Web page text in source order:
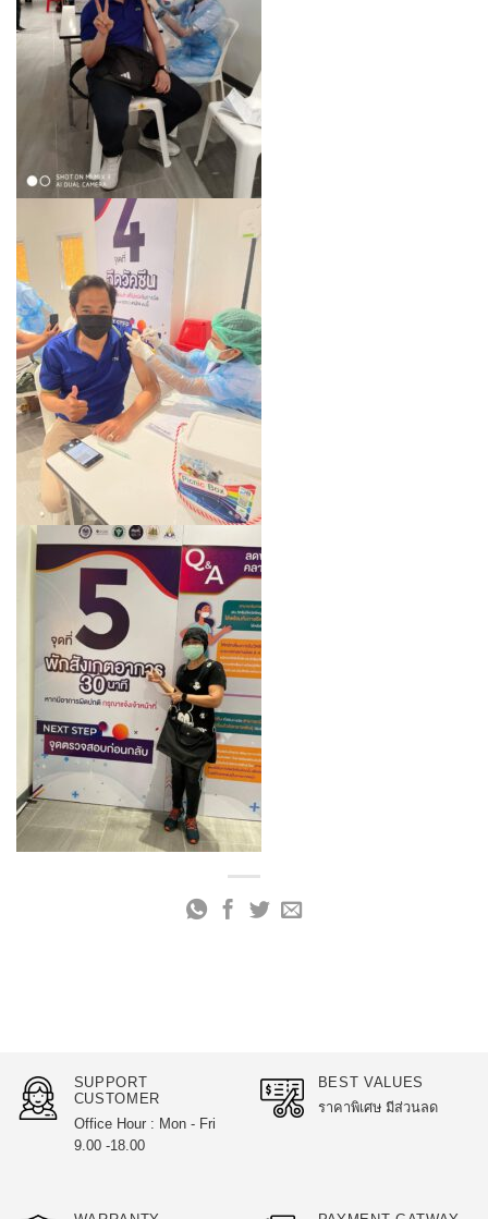
SUPPORT
CUSTOMER
Office Hour : Mon - Fri
9.00 -18.00
BEST VALUES
ราคาพิเศษ มีส่วนลด